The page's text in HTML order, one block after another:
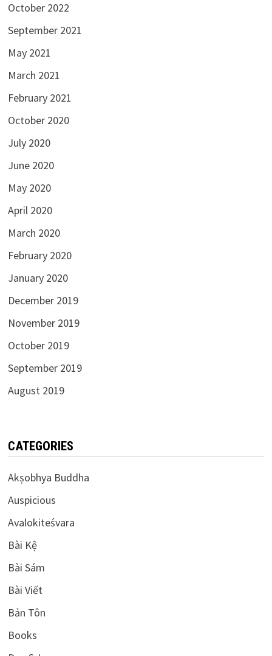
October 2022
September 2021
May 2021
March 2021
February 2021
October 2020
July 2020
June 2020
May 2020
April 2020
March 2020
February 2020
January 2020
December 2019
November 2019
October 2019
September 2019
August 2019
CATEGORIES
Akṣobhya Buddha
Auspicious
Avalokiteśvara
Bài Kệ
Bài Sám
Bài Viết
Bản Tôn
Books